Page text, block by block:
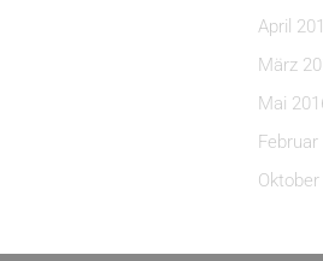
April
März
Mai